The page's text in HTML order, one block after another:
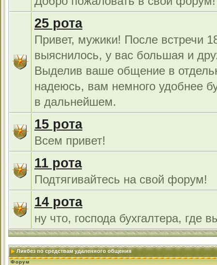
25 рота
Привет, мужики! После встречи
выяснилось, у вас большая и
Выделив ваше общение в
надеюсь, вам немного удобнее
в дальнейшем.
15 рота
Всем привет!
11 рота
Подтягивайтесь на свой форум!
14 рота
ну что, господа бухгалтера, где
Ликбез по средствам удаленного общения
Форум